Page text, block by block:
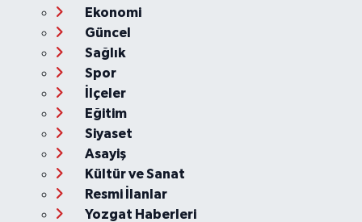
Ekonomi
Güncel
Sağlık
Spor
İlçeler
Eğitim
Siyaset
Asayiş
Kültür ve Sanat
Resmi İlanlar
Yozgat Haberleri